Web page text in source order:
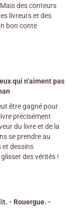
des conteurs
livreurs et des
bon conte
qui n’aiment pas
être gagné pour
précisément
du livre et de la
se prendre au
et dessins
des vérités !
- Rouergue. -